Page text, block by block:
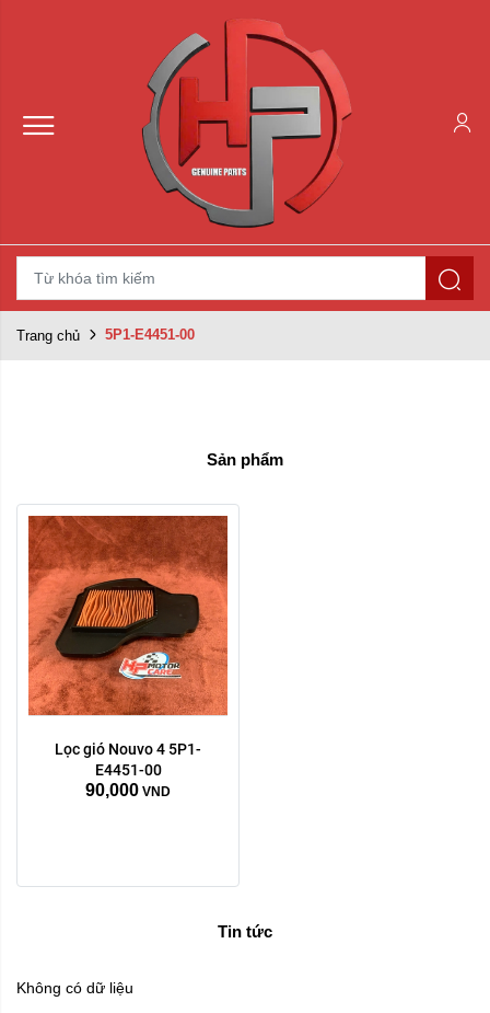
Trang chủ 5P1-E4451-00
Sản phẩm
Lọc gió Nouvo 4 5P1-
E4451-00
90,000 VND
Tin tức
Không có dữ liệu